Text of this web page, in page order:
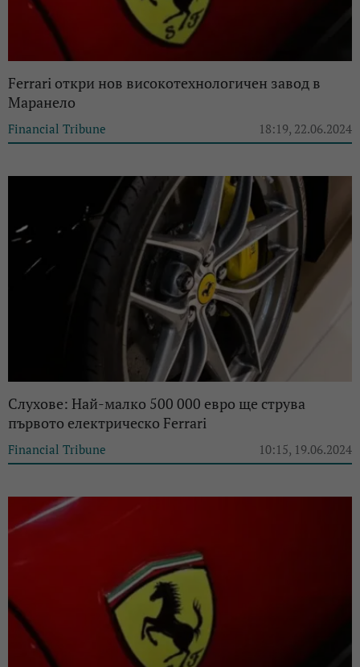
Ferrari откри нов високотехнологичен завод в
Маранело
Financial Tribune 18:19, 22.06.2024
Слухове: Най-малко 500 000 евро ще струва
първото електрическо Ferrari
Financial Tribune 10:15, 19.06.2024